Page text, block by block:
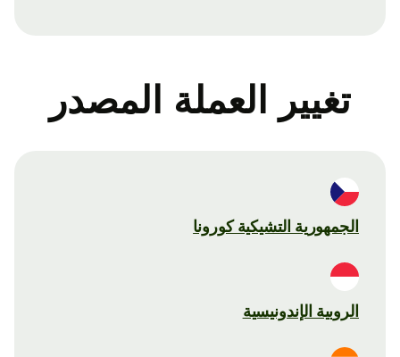
تغيير العملة المصدر
الجمهورية التشيكية كورونا
الروبية الإندونيسية